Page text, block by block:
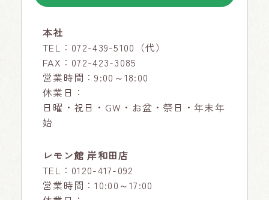
本社
TEL： 072-439-5100 （代）
FAX：072-423-3085
営業時間：9:00～18:00
休業日：
日曜・祝日・GW・お盆・祭日・年末年
始
レモン館 岸和田店
TEL： 0120-417-092
営業時間：10:00～17:00